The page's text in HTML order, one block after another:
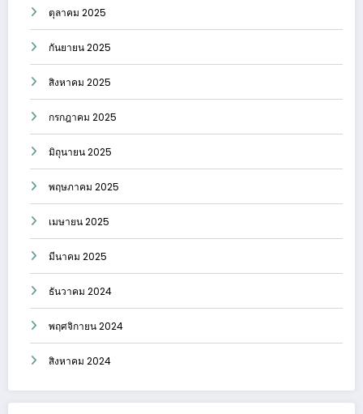
ตุลาคม 2025
กันยายน 2025
สิงหาคม 2025
กรกฎาคม 2025
มิถุนายน 2025
พฤษภาคม 2025
เมษายน 2025
มีนาคม 2025
ธันวาคม 2024
พฤศจิกายน 2024
สิงหาคม 2024